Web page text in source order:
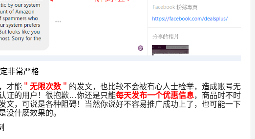
非常严格
才能 ＂ 无限次数 ＂ 的发文，也比较不会被有心人士检举，造成账号无
证的用户！很抱歉…你还是只能每天发布一个优惠信息，商品时不时
文，可说是各种阻碍！当然你说好不容易推广成功上了，也可能一下
没什麽效果的。